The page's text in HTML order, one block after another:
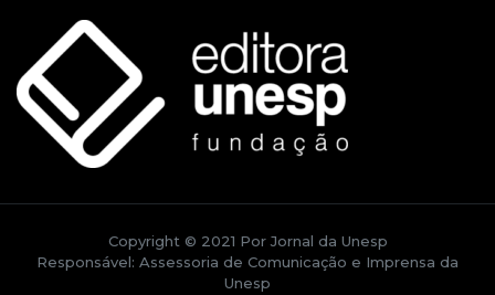
Copyright © 2021 Por Jornal da Unesp
Responsável: Assessoria de Comunicação e Imprensa da
Unesp